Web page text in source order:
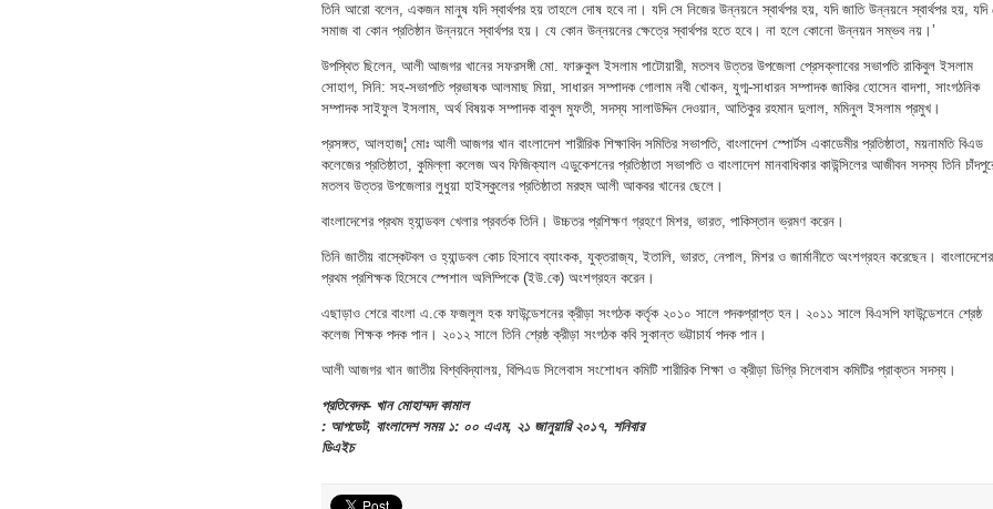
তিনি আরো বলেন, একজন মানুষ যদি স্বার্থপর হয় তাহলে দোষ হবে না। যদি সে নিজের উন্নয়নে স্বার্থপর হয়, যদি জাতি উন্নয়নে স্বার্থপর হয়, যদি
সমাজ বা কোন প্রতিষ্ঠান উন্নয়নে স্বার্থপর হয়। যে কোন উন্নয়নের ক্ষেত্রে স্বার্থপর হতে হবে। না হলে কোনো উন্নয়ন সম্ভব নয়।’
উপস্থিত ছিলেন, আলী আজগর খানের সফরসঙ্গী মো. ফারুকুল ইসলাম পাটোয়ারী, মতলব উত্তর উপজেলা প্রেসক্লাবের সভাপতি রাকিবুল ইসলাম
সোহাগ, সিনি: সহ-সভাপতি প্রভাষক আলমাছ মিয়া, সাধারন সম্পাদক গোলাম নবী খোকন, যুগ্ম-সাধারন সম্পাদক জাকির হোসেন বাদশা, সাংগঠনিক
সম্পাদক সাইফুল ইসলাম, অর্থ বিষয়ক সম্পাদক বাবুল মুফতী, সদস্য সালাউদ্দিন দেওয়ান, আতিকুর রহমান দুলাল, মমিনুল ইসলাম প্রমুখ।
প্রসঙ্গত, আলহাজ¦ মোঃ আলী আজগর খান বাংলাদেশ শারীরিক শিক্ষাবিদ সমিতির সভাপতি, বাংলাদেশ স্পোর্টস একাডেমীর প্রতিষ্ঠাতা, ময়নামতি বিএড
কলেজের প্রতিষ্ঠাতা, কুমিল্লা কলেজ অব ফিজিক্যাল এডুকেশনের প্রতিষ্ঠাতা সভাপতি ও বাংলাদেশ মানবাধিকার কাউন্সিলের আজীবন সদস্য তিনি
মতলব উত্তর উপজেলার লুধুয়া হাইস্কুলের প্রতিষ্ঠাতা মরহুম আলী আকবর খানের ছেলে।
বাংলাদেশের প্রথম হ্যান্ডবল খেলার প্রবর্তক তিনি। উচ্চতর প্রশিক্ষণ গ্রহণে মিশর, ভারত, পাকিস্তান ভ্রমণ করেন।
তিনি জাতীয় বাস্কেটবল ও হ্যান্ডবল কোচ হিসাবে ব্যাংকক, যুক্তরাজ্য, ইতালি, ভারত, নেপাল, মিশর ও জার্মানীতে অংশগ্রহন করেছেন। বাংলাদেশের
প্রথম প্রশিক্ষক হিসেবে স্পেশাল অলিম্পিকে (ইউ.কে) অংশগ্রহন করেন।
এছাড়াও শেরে বাংলা এ.কে ফজলুল হক ফাউন্ডেশনের ক্রীড়া সংগঠক কর্তৃক ২০১০ সালে পদকপ্রাপ্ত হন। ২০১১ সালে বিএসপি ফাউন্ডেশনে শ্রেষ্ঠ
কলেজ শিক্ষক পদক পান। ২০১২ সালে তিনি শ্রেষ্ঠ ক্রীড়া সংগঠক কবি সুকান্ত ভট্টাচার্য পদক পান।
আলী আজগর খান জাতীয় বিশ্ববিদ্যালয়, বিপিএড সিলেবাস সংশোধন কমিটি শারীরিক শিক্ষা ও ক্রীড়া ডিগ্রি সিলেবাস কমিটির প্রাক্তন সদস্য।
প্রতিবেদক- খান মোহাম্মদ কামাল
: আপডেট, বাংলাদেশ সময় ১: ০০ এএম, ২১ জানুয়ারি ২০১৭, শনিবার
ডিএইচ